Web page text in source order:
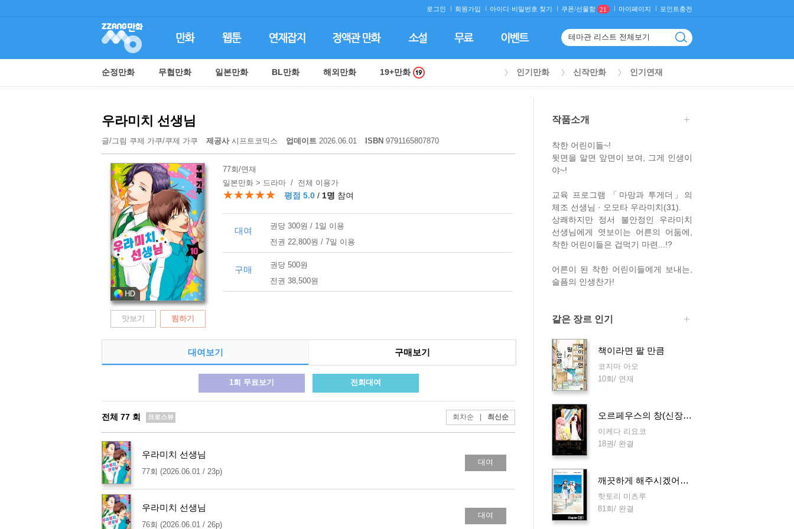
로그인 회원가입 아이디·비밀번호 찾기 쿠폰/선물함 21 마이페이지 포인트충전
순정만화 무협만화 일본만화 BL만화 해외만화 19+만화 인기만화 신작만화 인기연재
우라미치 선생님
글/그림 쿠제 가쿠/쿠제 가쿠 제공사시프트코믹스 업데이트 2026.06.01 ISBN 9791165807870
77회/연재
일본만화 > 드라마 / 전체 이용가
★★★★★ 평점 5.0 / 1명 참여
대여
권당 300원 / 1일 이용
전권 22,800원 / 7일 이용
구매
권당 500원
전권 38,500원
맛보기 찜하기
대여보기 구매보기
1회 무료보기 전회대여
전체 77 회 크로스뷰 회차순 최신순
우라미치 선생님
77회 (2026.06.01 / 23p)
대여
우라미치 선생님
76회 (2026.06.01 / 26p)
대여
작품소개
착한 어린이들~!
뒷면을 알면 앞면이 보여, 그게 인생이
야~!
교육 프로그램 「마망과 투게더」의
체조 선생님 · 오모타 우라미치(31).
상쾌하지만 정서 불안정인 우라미치
선생님에게 엿보이는 어른의 어둠에,
착한 어린이들은 겁먹기 마련...!?
어른이 된 착한 어린이들에게 보내는,
슬픔의 인생찬가!
같은 장르 인기
책이라면 팔 만큼
코지마 아오
10회/ 연재
오르페우스의 창(신장판)[단행본]
이케다 리요코
18권/ 완결
깨끗하게 해주시겠어요?
핫토리 미츠루
81회/ 완결